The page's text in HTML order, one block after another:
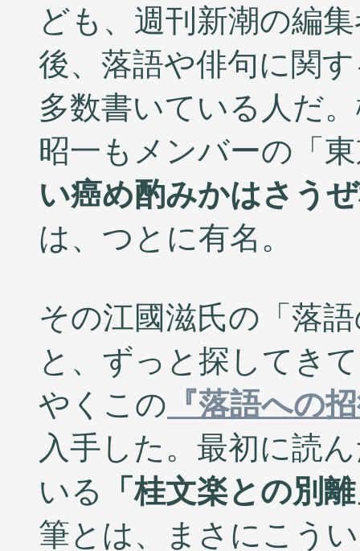
ども、週刊新潮の編
後、落語や俳句に関
多数書いている人だ
昭一もメンバーの「
い癌め酌みかはさう
は、つとに有名。
その江國滋氏の「落
と、ずっと探してき
やくこの 『落語への
入手した。最初に読
いる
「桂文楽との別
筆とは、まさにこう